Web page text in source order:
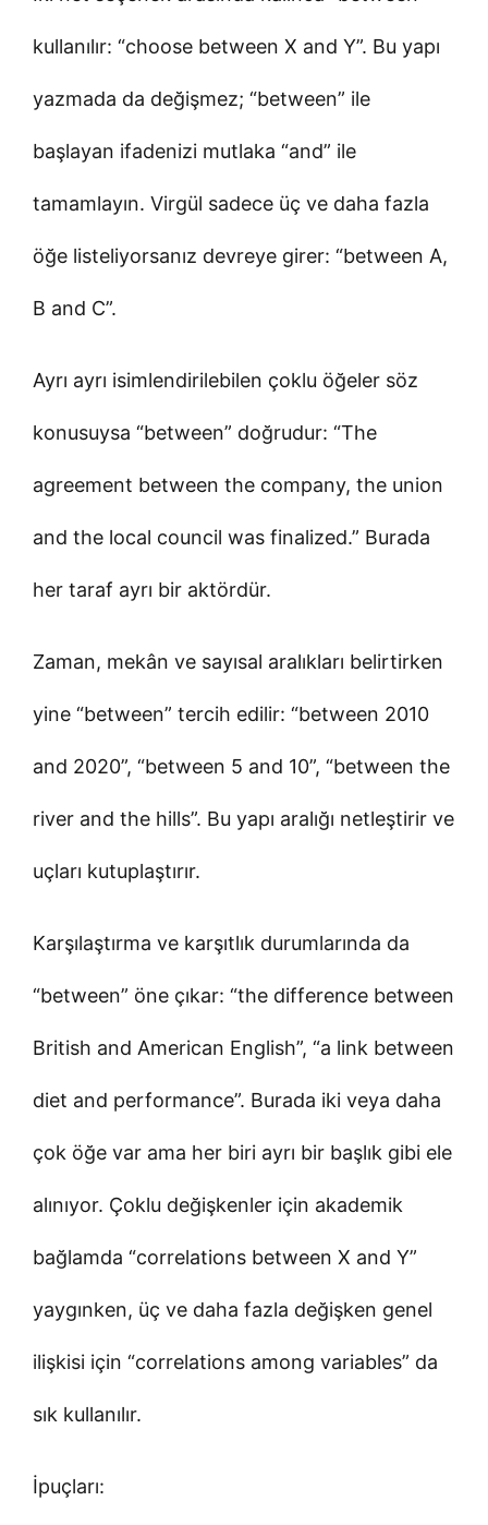
kullanılır: “choose between X and Y”. Bu yapı
yazmada da değişmez; “between” ile
başlayan ifadenizi mutlaka “and” ile
tamamlayın. Virgül sadece üç ve daha fazla
öğe listeliyorsanız devreye girer: “between A,
B and C”.
Ayrı ayrı isimlendirilebilen çoklu öğeler söz
konusuysa “between” doğrudur: “The
agreement between the company, the union
and the local council was finalized.” Burada
her taraf ayrı bir aktördür.
Zaman, mekân ve sayısal aralıkları belirtirken
yine “between” tercih edilir: “between 2010
and 2020”, “between 5 and 10”, “between the
river and the hills”. Bu yapı aralığı netleştirir ve
uçları kutuplaştırır.
Karşılaştırma ve karşıtlık durumlarında da
“between” öne çıkar: “the difference between
British and American English”, “a link between
diet and performance”. Burada iki veya daha
çok öğe var ama her biri ayrı bir başlık gibi ele
alınıyor. Çoklu değişkenler için akademik
bağlamda “correlations between X and Y”
yaygınken, üç ve daha fazla değişken genel
ilişkisi için “correlations among variables” da
sık kullanılır.
İpuçları: